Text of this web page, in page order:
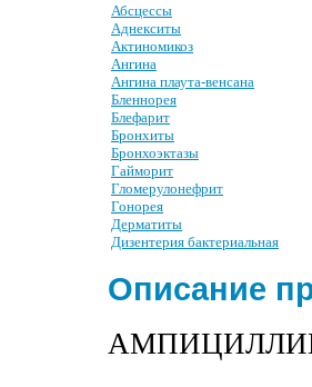
Абсцессы
Аднекситы
Актиномикоз
Ангина
Ангина плаута-венсана
Бленнорея
Блефарит
Бронхиты
Бронхоэктазы
Гайморит
Гломерулонефрит
Гонорея
Дерматиты
Дизентерия бактериальная
Описание